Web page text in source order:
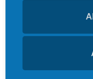
Magdeburg
GmbH,Quereka